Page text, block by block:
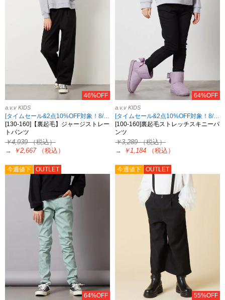
46%OFF
a.v.v KIDS
[タイムセール&2点10%OFF対象！8/17 8:59まで]
[130-160]【裏起毛】ジャージストレー
トパンツ
￥4,939（税込）
→
￥2,667 （税込）
64%OFF
a.v.v KIDS
[タイムセール&2点10%OFF対象！8/17 8:59まで]
[100-160]裏起毛ストレッチスキニーパ
ンツ
￥3,289（税込）
→
￥1,184 （税込）
今週値下 OUTLET
64%OFF
今週値下 OUTLET
55%OFF